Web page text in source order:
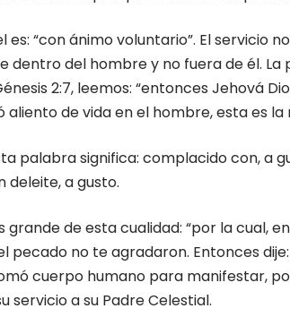
es: “con ánimo voluntario”. El
dentro del hombre y no fuera de él.
2:7, leemos: “entonces Jehová
aliento de vida en el hombre, esta es
palabra significa: complacido con, a
deleite, a gusto.
grande de esta cualidad: “por la cual,
pecado no te agradaron. Entonces
cuerpo humano para manifestar,
servicio a su Padre Celestial.